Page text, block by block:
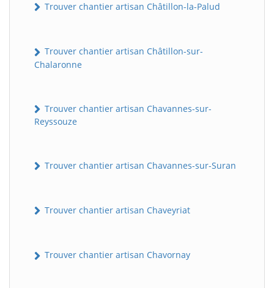
Trouver chantier artisan Châtillon-la-Palud
Trouver chantier artisan Châtillon-sur-
Chalaronne
Trouver chantier artisan Chavannes-sur-
Reyssouze
Trouver chantier artisan Chavannes-sur-Suran
Trouver chantier artisan Chaveyriat
Trouver chantier artisan Chavornay